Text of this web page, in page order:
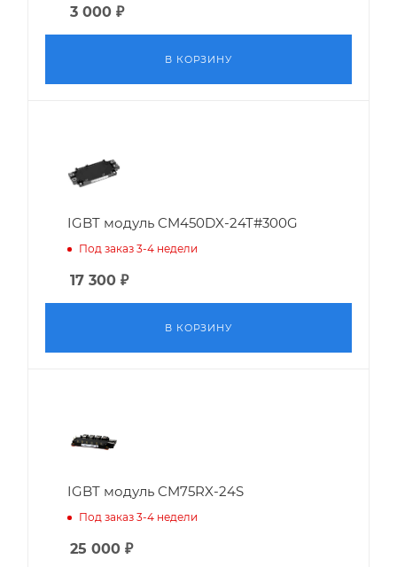
3 000 ₽
В КОРЗИНУ
IGBT модуль CM450DX-24T#300G
Под заказ 3-4 недели
17 300 ₽
В КОРЗИНУ
IGBT модуль CM75RX-24S
Под заказ 3-4 недели
25 000 ₽